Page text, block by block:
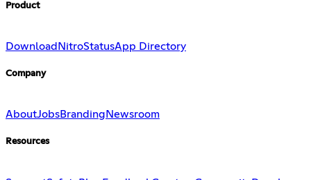
Product
Download NitroStatusApp Directory
Company
AboutJobsBranding Newsroom
Resources